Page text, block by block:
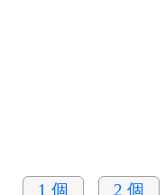
1 個 2 個